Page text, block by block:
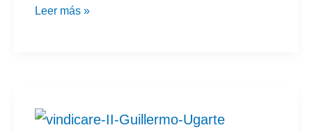
Los
Merenciano
Leer más »